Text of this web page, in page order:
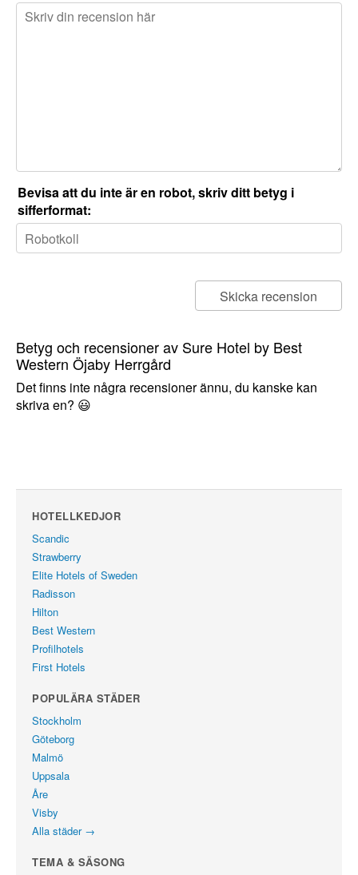
Bevisa att du inte är en robot, skriv ditt betyg i
sifferformat:
Betyg och recensioner av Sure Hotel by Best
Western Öjaby Herrgård
Det finns inte några recensioner ännu, du kanske kan
skriva en? 😃
HOTELLKEDJOR
Scandic
Strawberry
Elite Hotels of Sweden
Radisson
Hilton
Best Western
Profilhotels
First Hotels
POPULÄRA STÄDER
Stockholm
Göteborg
Malmö
Uppsala
Åre
Visby
Alla städer →
TEMA & SÄSONG